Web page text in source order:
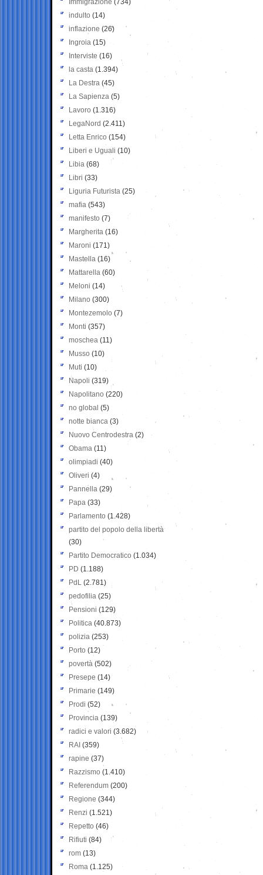
Immigrazione (734)
indulto (14)
inflazione (26)
Ingroia (15)
Interviste (16)
la casta (1.394)
La Destra (45)
La Sapienza (5)
Lavoro (1.316)
LegaNord (2.411)
Letta Enrico (154)
Liberi e Uguali (10)
Libia (68)
Libri (33)
Liguria Futurista (25)
mafia (543)
manifesto (7)
Margherita (16)
Maroni (171)
Mastella (16)
Mattarella (60)
Meloni (14)
Milano (300)
Montezemolo (7)
Monti (357)
moschea (11)
Musso (10)
Muti (10)
Napoli (319)
Napolitano (220)
no global (5)
notte bianca (3)
Nuovo Centrodestra (2)
Obama (11)
olimpiadi (40)
Oliveri (4)
Pannella (29)
Papa (33)
Parlamento (1.428)
partito del popolo della libertà
(30)
Partito Democratico (1.034)
PD (1.188)
PdL (2.781)
pedofilia (25)
Pensioni (129)
Politica (40.873)
polizia (253)
Porto (12)
povertà (502)
Presepe (14)
Primarie (149)
Prodi (52)
Provincia (139)
radici e valori (3.682)
RAI (359)
rapine (37)
Razzismo (1.410)
Referendum (200)
Regione (344)
Renzi (1.521)
Repetto (46)
Rifiuti (84)
rom (13)
Roma (1.125)